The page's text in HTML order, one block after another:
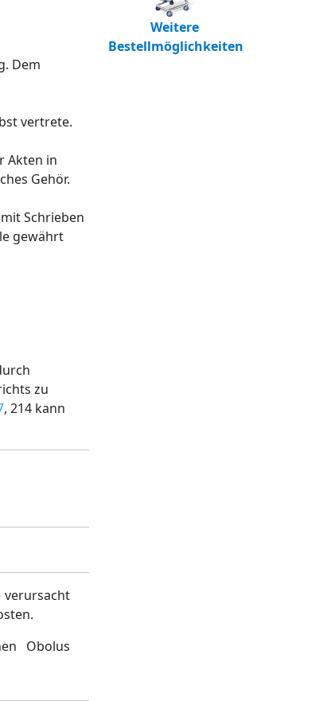
Dem
vertrete.
Akten in
Gehör.
Schrieben
gewährt
zu
, 214 kann
verursacht
Obolus
Weitere
Bestellmöglichkeiten